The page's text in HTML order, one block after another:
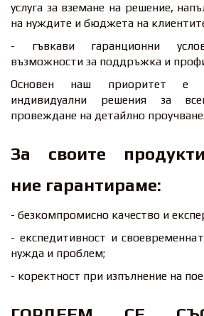
услуга за вземане на решение,
на нуждите и бюджета на
- гъвкави гаранционни
възможности за поддръжка и
Основен наш приоритет е
индивидуални решения за
провеждане на детайлно
За своите
ние гарантираме:
- безкомпромисно качество и
- експедитивност и
нужда и проблем;
- коректност при изпълнение на